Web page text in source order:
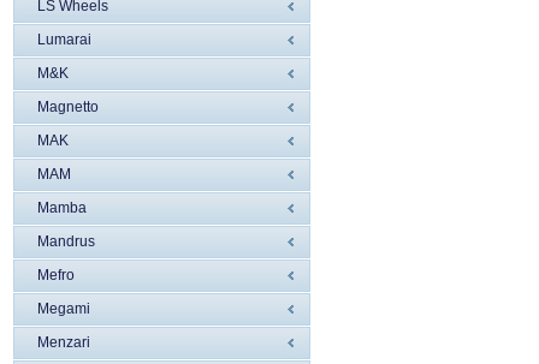
LS Wheels
Lumarai
M&K
Magnetto
MAK
MAM
Mamba
Mandrus
Mefro
Megami
Menzari